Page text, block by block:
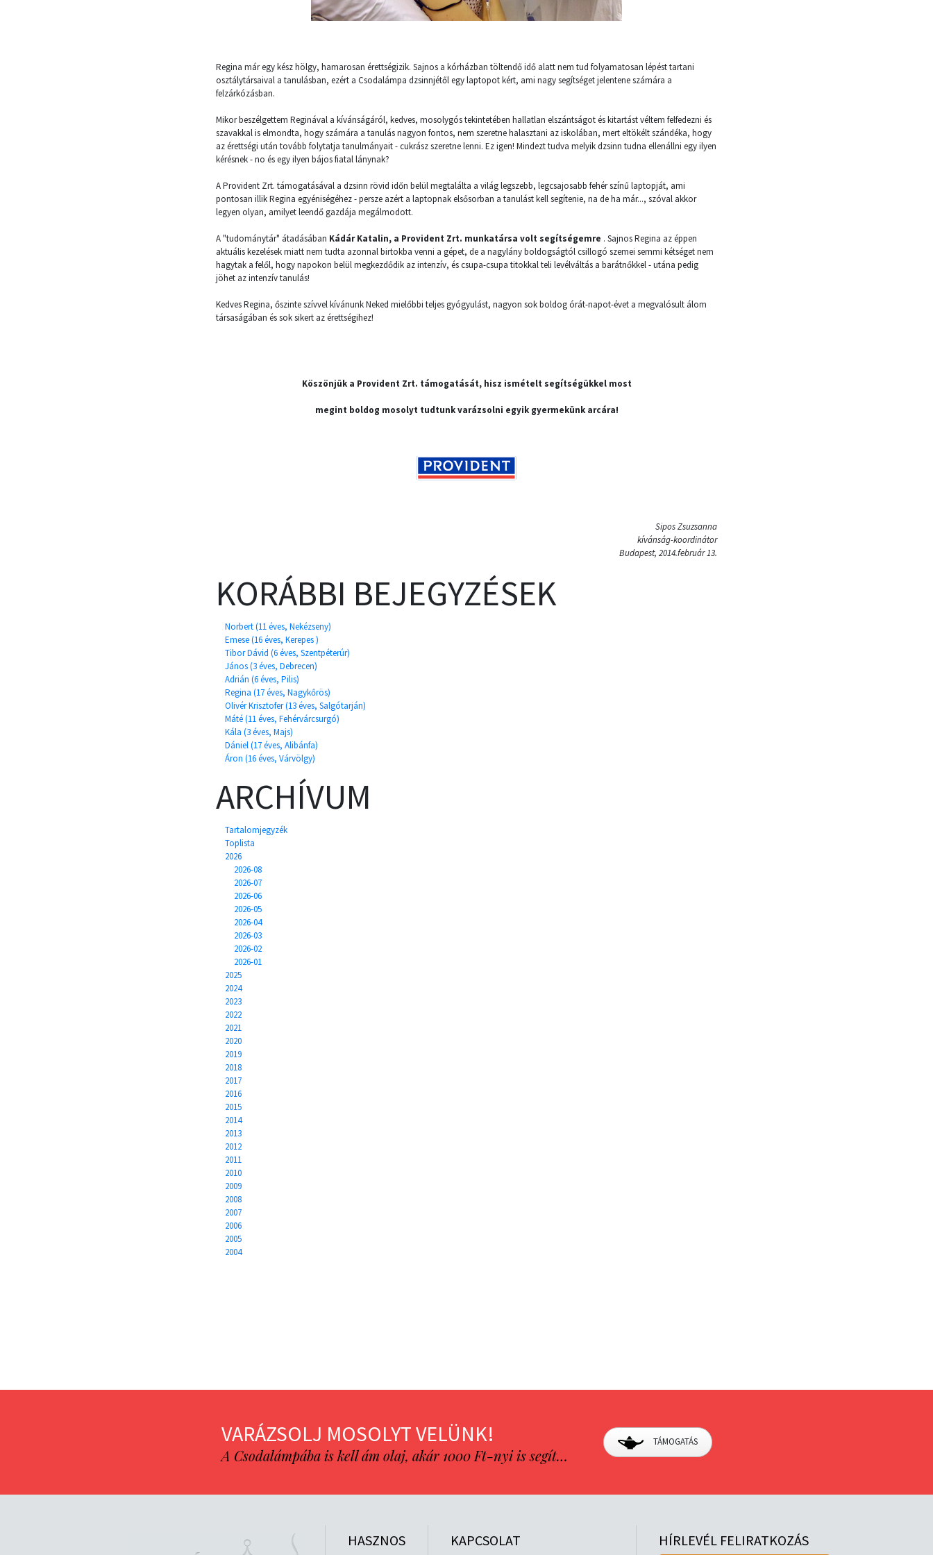
Regina már egy kész hölgy, hamarosan érettségizik. Sajnos a kórházban töltendő idő alatt nem tud folyamatosan lépést tartani
osztálytársaival a tanulásban, ezért a Csodalámpa dzsinnjétől egy laptopot kért, ami nagy segítséget jelentene számára a
felzárkózásban.
Mikor beszélgettem Reginával a kívánságáról, kedves, mosolygós tekintetében hallatlan elszántságot és kitartást véltem felfedezni és
szavakkal is elmondta, hogy számára a tanulás nagyon fontos, nem szeretne halasztani az iskolában, mert eltökélt szándéka, hogy
az érettségi után tovább folytatja tanulmányait - cukrász szeretne lenni. Ez igen! Mindezt tudva melyik dzsinn tudna ellenállni egy ilyen
kérésnek - no és egy ilyen bájos fiatal lánynak?
A Provident Zrt. támogatásával a dzsinn rövid időn belül megtalálta a világ legszebb, legcsajosabb fehér színű laptopját, ami
pontosan illik Regina egyéniségéhez - persze azért a laptopnak elsősorban a tanulást kell segítenie, na de ha már..., szóval akkor
legyen olyan, amilyet leendő gazdája megálmodott.
A "tudománytár" átadásában Kádár Katalin, a Provident Zrt. munkatársa volt segítségemre . Sajnos Regina az éppen
aktuális kezelések miatt nem tudta azonnal birtokba venni a gépet, de a nagylány boldogságtól csillogó szemei semmi kétséget nem
hagytak a felől, hogy napokon belül megkezdődik az intenzív, és csupa-csupa titokkal teli levélváltás a barátnőkkel - utána pedig
jöhet az intenzív tanulás!
Kedves Regina, őszinte szívvel kívánunk Neked mielőbbi teljes gyógyulást, nagyon sok boldog órát-napot-évet a megvalósult álom
társaságában és sok sikert az érettségihez!
Köszönjük a Provident Zrt. támogatását, hisz ismételt segítségükkel most
megint boldog mosolyt tudtunk varázsolni egyik gyermekünk arcára!
Sipos Zsuzsanna
kívánság-koordinátor
Budapest, 2014.február 13.
KORÁBBI BEJEGYZÉSEK
Norbert (11 éves, Nekézseny)
Emese (16 éves, Kerepes )
Tibor Dávid (6 éves, Szentpéterúr)
János (3 éves, Debrecen)
Adrián (6 éves, Pilis)
Regina (17 éves, Nagykőrös)
Olivér Krisztofer (13 éves, Salgótarján)
Máté (11 éves, Fehérvárcsurgó)
Kála (3 éves, Majs)
Dániel (17 éves, Alibánfa)
Áron (16 éves, Várvölgy)
ARCHÍVUM
Tartalomjegyzék
Toplista
2026
2026-08
2026-07
2026-06
2026-05
2026-04
2026-03
2026-02
2026-01
2025
2024
2023
2022
2021
2020
2019
2018
2017
2016
2015
2014
2013
2012
2011
2010
2009
2008
2007
2006
2005
2004
VARÁZSOLJ MOSOLYT VELÜNK!
A Csodalámpába is kell ám olaj, akár 1000 Ft-nyi is segít…
TÁMOGATÁS
HASZNOS KAPCSOLAT HÍRLEVÉL FELIRATKOZÁS